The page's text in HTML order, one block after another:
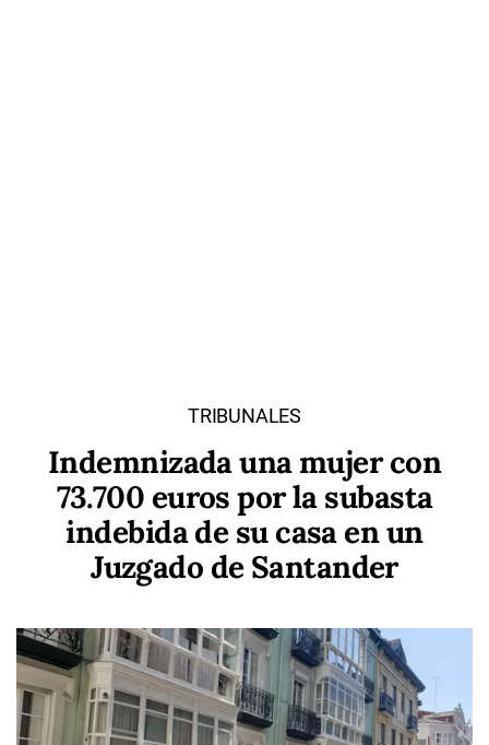
TRIBUNALES
Indemnizada una mujer con
73.700 euros por la subasta
indebida de su casa en un
Juzgado de Santander